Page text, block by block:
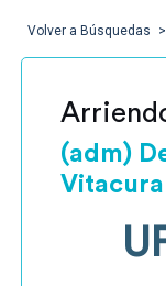
Volver a Búsquedas
(adm)
Vitacura